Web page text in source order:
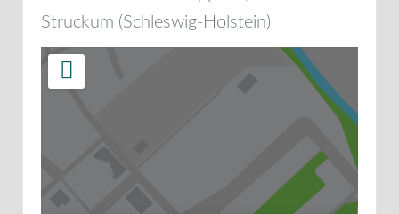
Struckum (Schleswig-Holstein)